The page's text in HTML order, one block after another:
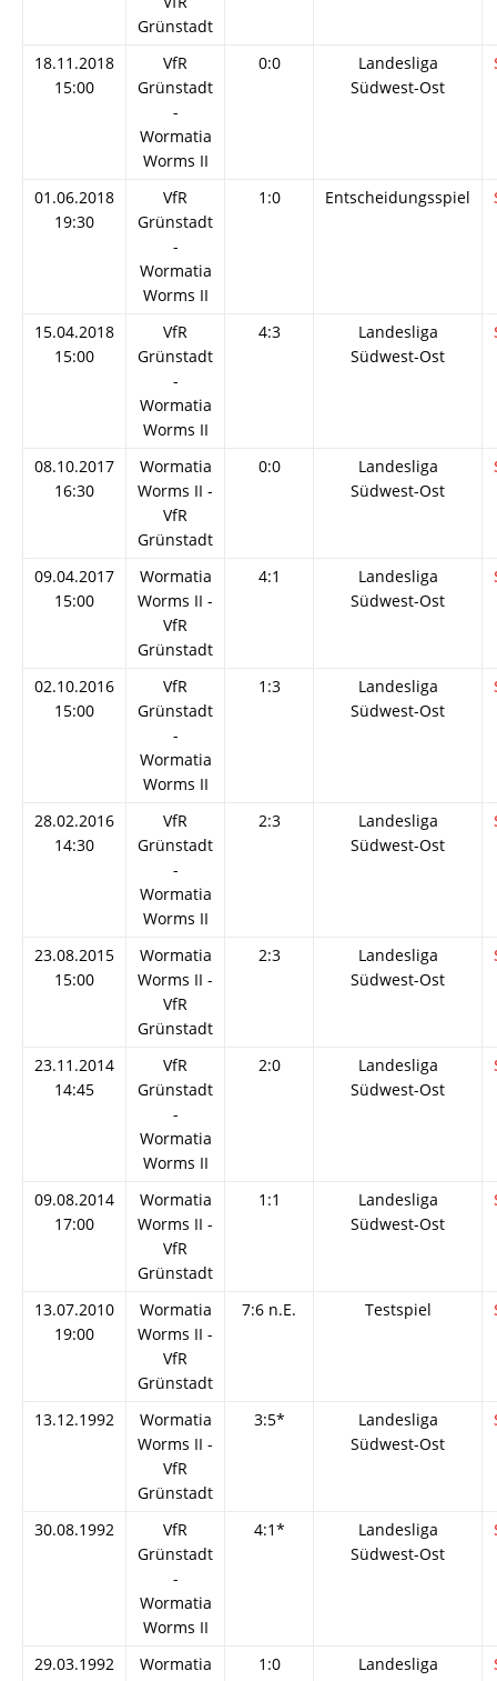
Grünstadt
18.11.2018
15:00
VfR
Grünstadt
-
Wormatia
Worms II
0:0
Landesliga
Südwest-Ost
01.06.2018
19:30
VfR
Grünstadt
-
Wormatia
Worms II
1:0 Entscheidungsspiel
15.04.2018
15:00
VfR
Grünstadt
-
Wormatia
Worms II
4:3
Landesliga
Südwest-Ost
08.10.2017
16:30
Wormatia
Worms II -
VfR
Grünstadt
0:0
Landesliga
Südwest-Ost
09.04.2017
15:00
Wormatia
Worms II -
VfR
Grünstadt
4:1
Landesliga
Südwest-Ost
02.10.2016
15:00
VfR
Grünstadt
-
Wormatia
Worms II
1:3
Landesliga
Südwest-Ost
28.02.2016
14:30
VfR
Grünstadt
-
Wormatia
Worms II
2:3
Landesliga
Südwest-Ost
23.08.2015
15:00
Wormatia
Worms II -
VfR
Grünstadt
2:3
Landesliga
Südwest-Ost
23.11.2014
14:45
VfR
Grünstadt
-
Wormatia
Worms II
2:0
Landesliga
Südwest-Ost
09.08.2014
17:00
Wormatia
Worms II -
VfR
Grünstadt
1:1
Landesliga
Südwest-Ost
13.07.2010
19:00
Wormatia
Worms II -
VfR
Grünstadt
7:6 n.E. Testspiel
13.12.1992
Wormatia
Worms II -
VfR
Grünstadt
3:5*
Landesliga
Südwest-Ost
30.08.1992
VfR
Grünstadt
-
Wormatia
Worms II
4:1*
Landesliga
Südwest-Ost
29.03.1992
Wormatia
1:0
Landesliga